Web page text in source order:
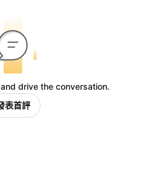
drive the conversation.
表首評